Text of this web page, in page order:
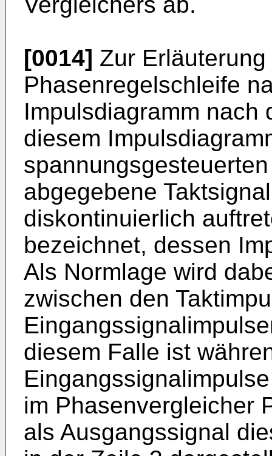
[0014] Zur
Phasenregelschleife
Impulsdiagramm nach
diesem
abgegebene
diskontinuierlich
bezeichnet, dessen
Als Normlage wird
zwischen den
diesem Falle ist
im Phasenvergleicher
als Ausgangssignal